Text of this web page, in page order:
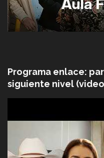
Programa enlace:
siguiente nivel